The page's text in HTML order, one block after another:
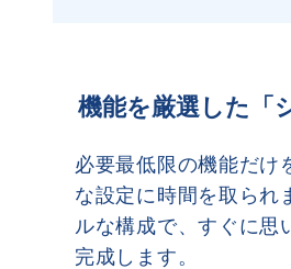
機能を厳選した「
必要最低限の機能だけ
な設定に時間を取られ
ルな構成で、すぐに思
完成します。